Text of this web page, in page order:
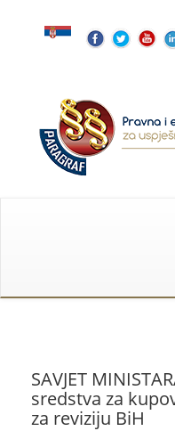
SAVJET
sredstva za
za reviziju BiH